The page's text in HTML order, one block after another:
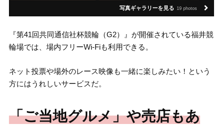
写真ギャラリーを見る 19 photos
『第41回共同通信社杯競輪（G2）』が開催されている福井競
輪場では、場内フリーWi-Fiも利用できる。
ネット投票や場外のレース映像も一緒に楽しみたい！という
方にはうれしいサービスだ。
「ご当地グルメ」や売店もあ